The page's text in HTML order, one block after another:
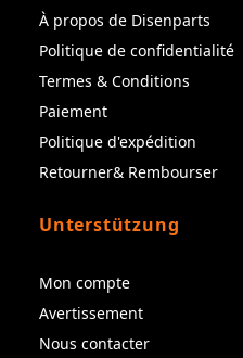
À propos de Disenparts
Politique de confidentialité
Termes & Conditions
Paiement
Politique d'expédition
Retourner& Rembourser
Unterstützung
Mon compte
Avertissement
Nous contacter